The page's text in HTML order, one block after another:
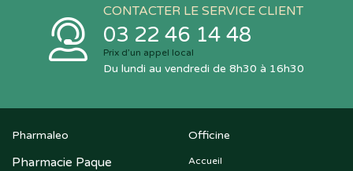
CONTACTER LE SERVICE CLIENT
03 22 46 14 48
Prix d’un appel local
Du lundi au vendredi de 8h30 à 16h30
Pharmaleo
Pharmacie Paque
Officine
Accueil